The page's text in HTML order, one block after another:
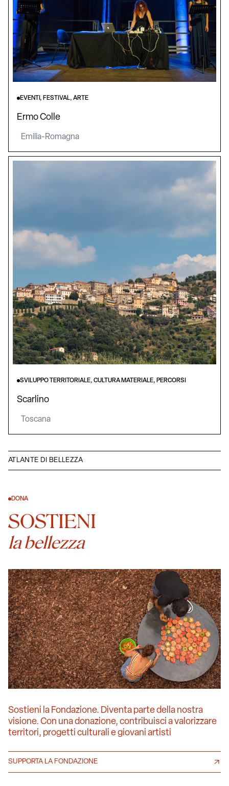
ATLANTE DI BELLEZZA
EVENTI, FESTIVAL, ARTE
Ermo Colle
Emilia-Romagna
SVILUPPO TERRITORIALE, CULTURA MATERIALE, PERCORSI
Scarlino
Toscana
DONA
SOSTIENI
la bellezza
Sostieni la Fondazione. Diventa parte della nostra
visione. Con una donazione, contribuisci a valorizzare
territori, progetti culturali e giovani artisti
SUPPORTA LA FONDAZIONE